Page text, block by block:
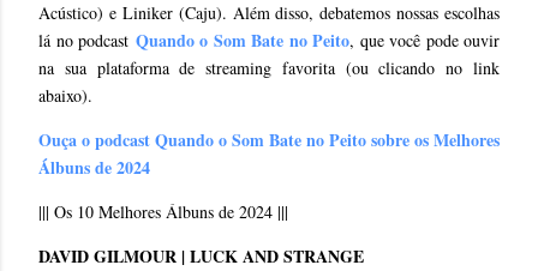
Acústico) e Liniker (Caju). Além disso, debatemos nossas escolhas
lá no podcast Quando o Som Bate no Peito, que você pode ouvir
na sua plataforma de streaming favorita (ou clicando no link
abaixo).
Ouça o podcast Quando o Som Bate no Peito sobre os Melhores
Álbuns de 2024
||| Os 10 Melhores Álbuns de 2024 |||
DAVID GILMOUR | LUCK AND STRANGE